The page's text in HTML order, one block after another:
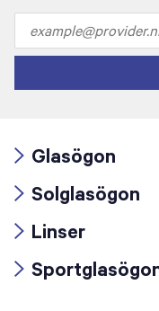
address
icon
Glasögon
icon
Solglasögon
icon
Linser